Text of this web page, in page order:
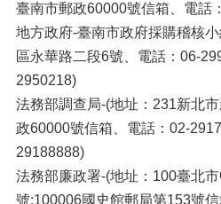
臺南市郵政60000號信箱、電話
地方政府-臺南市政府採購稽核
區永華路二段6號、電話：06-
2950218)
法務部調查局-(地址：231新北
政60000號信箱、電話：02-
29188888)
法務部廉政署-(地址：100臺北
號;100006國史館郵局第153號信